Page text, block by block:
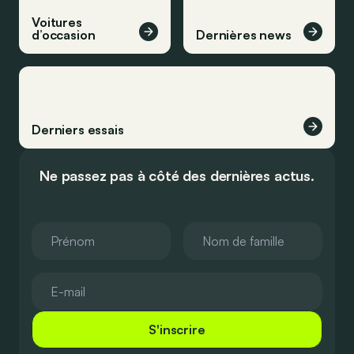
Voitures
d’occasion
Dernières news
Derniers essais
Ne passez pas à côté des dernières actus.
S'inscrire